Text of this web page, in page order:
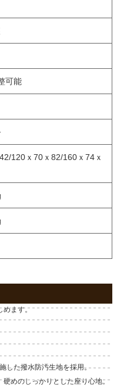
可能
120ｘ70ｘ82/160ｘ74ｘ
めます。
した撥水防汚生地を採用。
めのしっかりとした座り心地。